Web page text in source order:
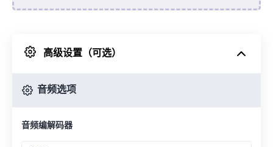
来自 Google Drive
高级设置（可选）
音频选项
音频编解码器